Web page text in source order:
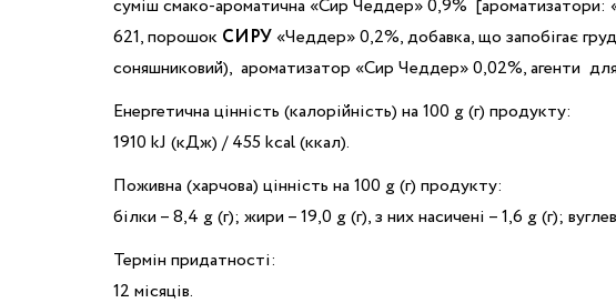
суміш смако-ароматична «Сир Чеддер» 0,9% [ароматизатори:
621, порошок СИРУ «Чеддер» 0,2%, добавка, що запобігає
соняшниковий), ароматизатор «Сир Чеддер» 0,02%, агенти
Енергетична цінність (калорійність) на 100 g (г) продукту:
1910 kJ (кДж) / 455 kcal (ккал).
Поживна (харчова) цінність на 100 g (г) продукту:
білки – 8,4 g (г); жири – 19,0 g (г), з них насичені – 1,6 g (г);
Термін придатності:
12 місяців.